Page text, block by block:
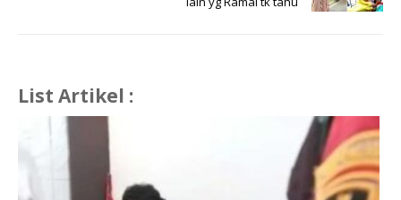
List Artikel :